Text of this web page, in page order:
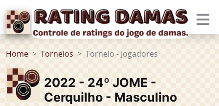
Home Torneios Torneio - Jogadores
2022 - 24º JOME -
Cerquilho - Masculino